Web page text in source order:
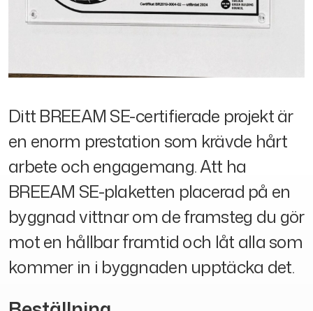
Ditt BREEAM SE-certifierade projekt är
en enorm prestation som krävde hårt
arbete och engagemang. Att ha
BREEAM SE-plaketten placerad på en
byggnad vittnar om de framsteg du gör
mot en hållbar framtid och låt alla som
kommer in i byggnaden upptäcka det.